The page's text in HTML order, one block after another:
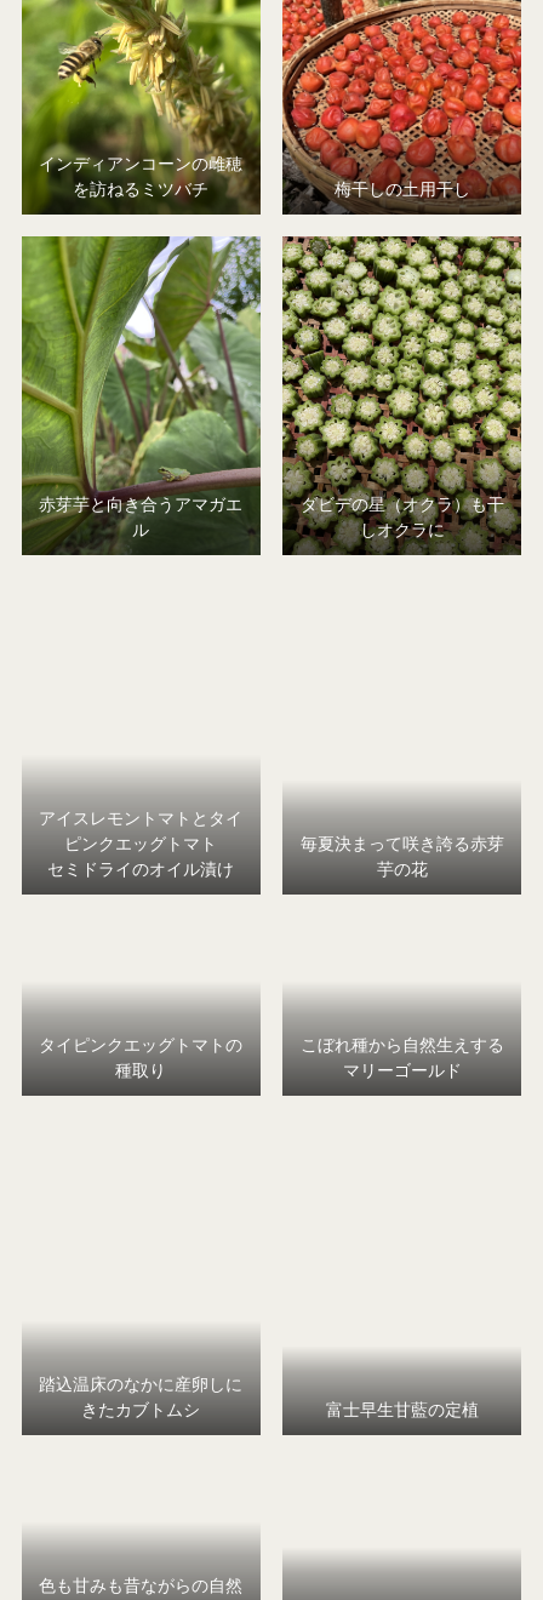
インディアンコーンの雌穂
を訪ねるミツバチ
梅干しの土用干し
赤芽芋と向き合うアマガエ
ル
ダビデの星（オクラ）も干
しオクラに
アイスレモントマトとタイ
ピンクエッグトマト
セミドライのオイル漬け
毎夏決まって咲き誇る赤芽
芋の花
タイピンクエッグトマトの
種取り
こぼれ種から自然生えする
マリーゴールド
踏込温床のなかに産卵しに
きたカブトムシ
富士早生甘藍の定植
色も甘みも昔ながらの自然